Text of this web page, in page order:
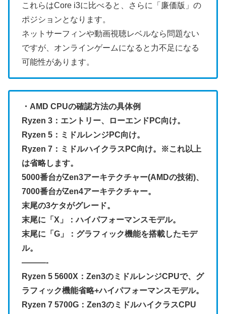
これらはCore i3に比べると、さらに「廉価版」の
ポジションとなります。
ネットサーフィンや動画視聴レベルなら問題ない
ですが、オンラインゲームになると力不足になる
可能性があります。
・AMD CPUの確認方法の具体例
Ryzen 3：エントリー、ローエンドPC向け。
Ryzen 5：ミドルレンジPC向け。
Ryzen 7：ミドルハイクラスPC向け。※これ以上
は省略します。
5000番台がZen3アーキテクチャー(AMDの技術)、
7000番台がZen4アーキテクチャー。
末尾の3ケタがグレード。
末尾に「X」：ハイパフォーマンスモデル。
末尾に「G」：グラフィック機能を搭載したモデ
ル。
———-
Ryzen 5 5600X：Zen3のミドルレンジCPUで、グ
ラフィック機能省略+ハイパフォーマンスモデル。
Ryzen 7 5700G：Zen3のミドルハイクラスCPU